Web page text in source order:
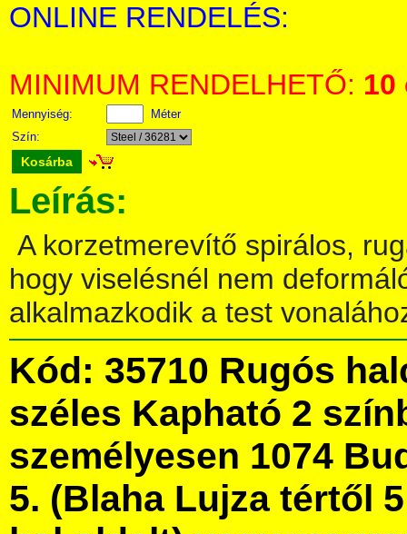
ONLINE RENDELÉS:
MINIMUM RENDELHETŐ: 10
Mennyiség:
Méter
Szín:
Kosárba
Leírás:
A korzetmerevítő spirálos,
hogy viselésnél nem
alkalmazkodik a test
Kód: 35710 Rugós
széles Kapható 2
személyesen 1074
5. (Blaha Lujza tértől